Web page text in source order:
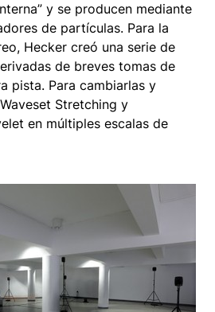
y se producen mediante
de partículas. Para la
Hecker creó una serie de
de breves tomas de
pista. Para cambiarlas y
Stretching y
en múltiples escalas de